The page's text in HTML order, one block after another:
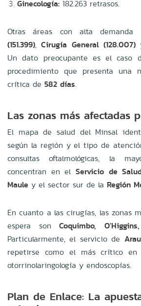
Ginecología: 182.263 retrasos.
Otras áreas con alta demanda
(151.399),Cirugía General (128.007)
Un dato preocupante es el caso
procedimiento que presenta una
crítica de 582 días.
Las zonas más afectadas
El mapa de salud del Minsal
según la región y el tipo de
consultas oftalmológicas, la
concentran en el Servicio de
Maule y el sector sur de la Región
En cuanto a las cirugías, las zonas
espera son Coquimbo,
Particularmente, el servicio de
repetirse como el más crítico en
otorrinolaringología y endoscopías.
Plan de Enlace: La